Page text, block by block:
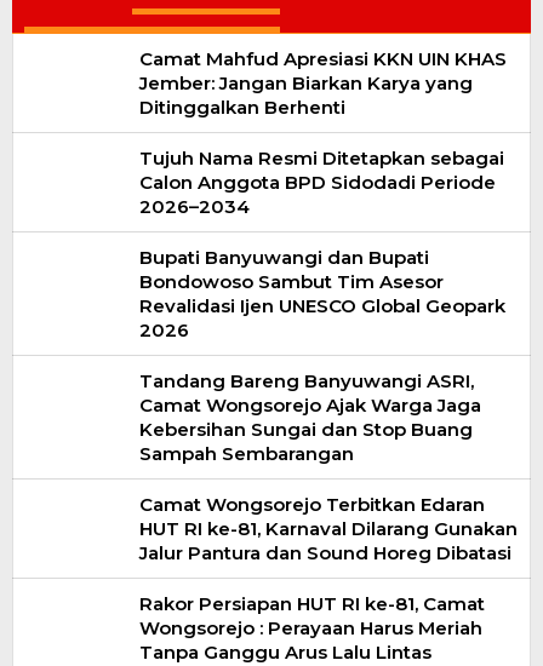
Camat Mahfud Apresiasi KKN UIN KHAS
Jember: Jangan Biarkan Karya yang
Ditinggalkan Berhenti
Tujuh Nama Resmi Ditetapkan sebagai
Calon Anggota BPD Sidodadi Periode
2026–2034
Bupati Banyuwangi dan Bupati
Bondowoso Sambut Tim Asesor
Revalidasi Ijen UNESCO Global Geopark
2026
Tandang Bareng Banyuwangi ASRI,
Camat Wongsorejo Ajak Warga Jaga
Kebersihan Sungai dan Stop Buang
Sampah Sembarangan
Camat Wongsorejo Terbitkan Edaran
HUT RI ke-81, Karnaval Dilarang Gunakan
Jalur Pantura dan Sound Horeg Dibatasi
Rakor Persiapan HUT RI ke-81, Camat
Wongsorejo : Perayaan Harus Meriah
Tanpa Ganggu Arus Lalu Lintas